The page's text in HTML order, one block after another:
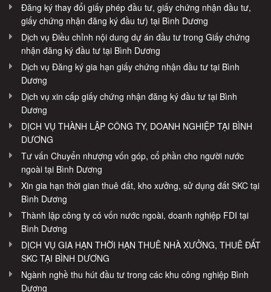
Đăng ký thay đổi giấy phép đầu tư, giấy chứng nhận đầu tư,
giấy chứng nhận đăng ký đầu tư) tại Bình Dương
Dịch vụ Điều chỉnh nội dung dự án đầu tư trong Giấy chứng
nhận đăng ký đầu tư tại Bình Dương
Dịch vụ Đăng ký gia hạn giấy chứng nhận đầu tư tại Bình
Dương
Dịch vụ xin cấp giấy chứng nhận đăng ký đầu tư tại Bình
Dương
DỊCH VỤ THÀNH LẬP CÔNG TY, DOANH NGHIỆP TẠI BÌNH
DƯƠNG
Tư vấn Chuyển nhượng vốn góp, cổ phần cho người nước
ngoài tại Bình Dương
Xin gia hạn thời gian thuê đất, kho xưởng, sử dụng đất SKC tại
Bình Dương
Thành lập công ty có vốn nước ngoài, doanh nghiệp FDI tại
Bình Dương
DỊCH VỤ GIA HẠN THỜI HẠN THUÊ NHÀ XƯỞNG, THUÊ ĐẤT
SKC TẠI BÌNH DƯƠNG
Ngành nghề thu hút đầu tư trong các khu công nghiệp Bình
Dương